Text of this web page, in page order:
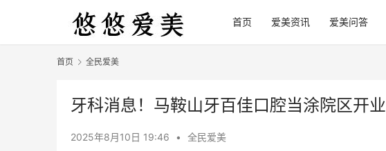
首页 爱美资讯 爱美问答
首页 全民爱美
牙科消息！马鞍山牙百佳口腔当涂院区开业
2025年8月10日 19:46 • 全民爱美